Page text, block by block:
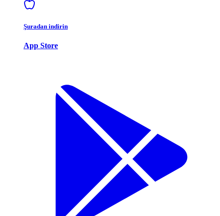
Şuradan indirin
App Store